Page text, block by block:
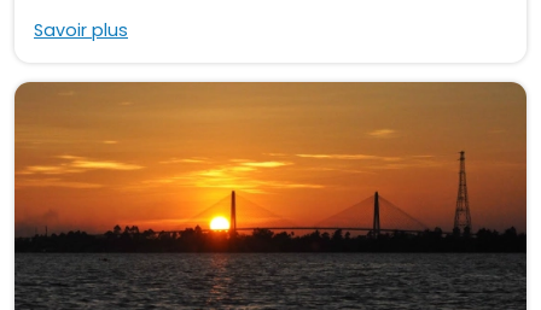
Savoir plus